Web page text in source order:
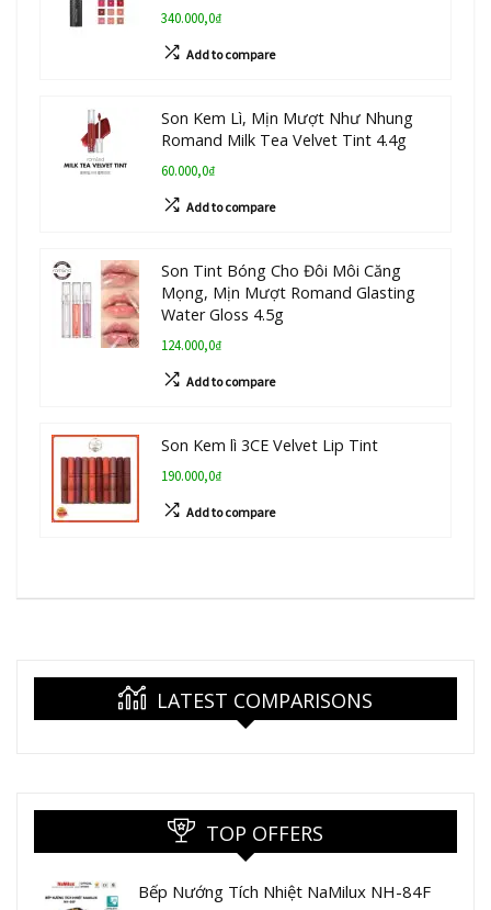
340.000,0₫
Add to compare
Son Kem Lì, Mịn Mượt Như Nhung
Romand Milk Tea Velvet Tint 4.4g
60.000,0₫
Add to compare
Son Tint Bóng Cho Đôi Môi Căng
Mọng, Mịn Mượt Romand Glasting
Water Gloss 4.5g
124.000,0₫
Add to compare
Son Kem lì 3CE Velvet Lip Tint
190.000,0₫
Add to compare
LATEST COMPARISONS
TOP OFFERS
Bếp Nướng Tích Nhiệt NaMilux NH-84F